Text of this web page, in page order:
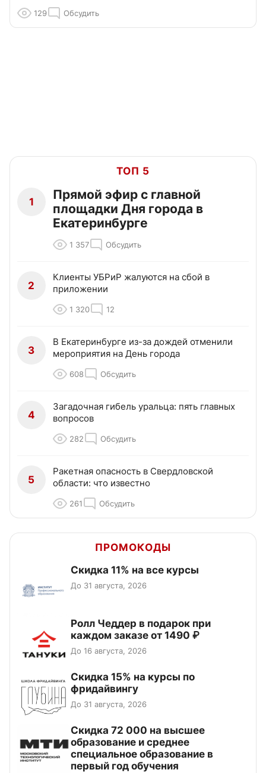
129 Обсудить
ТОП 5
1
Прямой эфир с главной
площадки Дня города в
Екатеринбурге
1 357 Обсудить
2
Клиенты УБРиР жалуются на сбой в
приложении
1 320 12
3
В Екатеринбурге из-за дождей отменили
мероприятия на День города
608 Обсудить
4
Загадочная гибель уральца: пять главных
вопросов
282 Обсудить
5
Ракетная опасность в Свердловской
области: что известно
261 Обсудить
ПРОМОКОДЫ
Скидка 11% на все курсы
До 31 августа, 2026
Ролл Чеддер в подарок при
каждом заказе от 1490 ₽
До 16 августа, 2026
Скидка 15% на курсы по
фридайвингу
До 31 августа, 2026
Скидка 72 000 на высшее
образование и среднее
специальное образование в
первый год обучения